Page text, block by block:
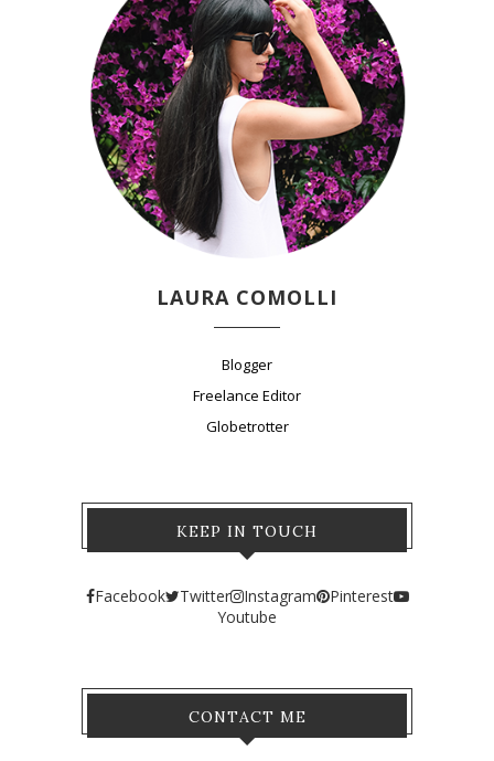
LAURA COMOLLI
Blogger
Freelance Editor
Globetrotter
KEEP IN TOUCH
Facebook Twitter Instagram
Pinterest
Youtube
CONTACT ME